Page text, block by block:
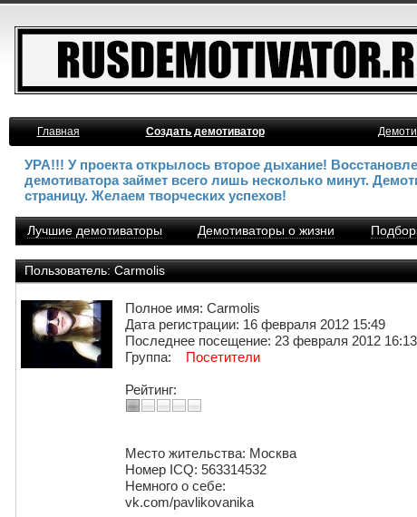
Главная
Создать демотиватор
УРА!!! У проекта открылось второе дыхание!
демотиватора займет всего лишь несколько минут.
страницу. Желаем творческих успехов!
Лучшие демотиваторы Демотиваторы о жизни
Пользователь: Carmolis
Полное имя: Carmolis
Дата регистрации: 16 февраля 2012 15:49
Последнее посещение: 23 февраля 2012 16:13
Группа: Посетители
Рейтинг:
Место жительства: Москва
Номер ICQ: 563314532
Немного о себе:
vk.com/pavlikovanika